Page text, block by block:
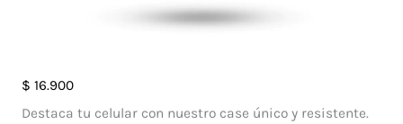
$ 16.900
Destaca tu celular con nuestro case único y resistente.
Case
Diseño